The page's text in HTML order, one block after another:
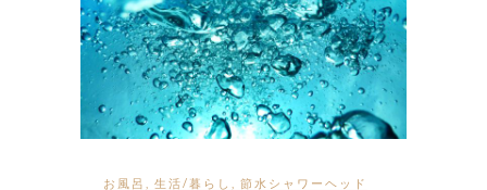
お風呂 生活/暮らし 節水シャワーヘッド